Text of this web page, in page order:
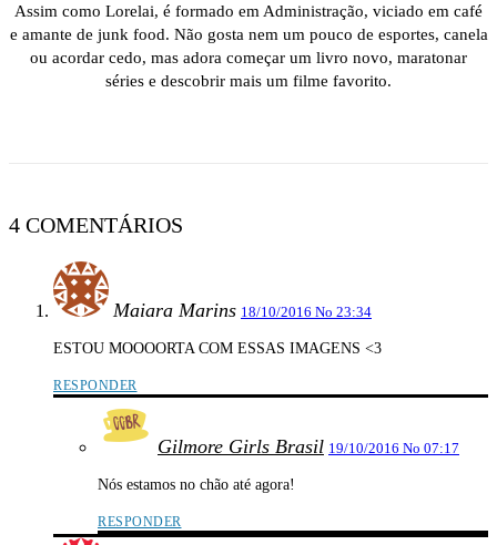
Assim como Lorelai, é formado em Administração, viciado em café
e amante de junk food. Não gosta nem um pouco de esportes, canela
ou acordar cedo, mas adora começar um livro novo, maratonar
séries e descobrir mais um filme favorito.
4 COMENTÁRIOS
Maiara Marins 18/10/2016 No 23:34
ESTOU MOOOORTA COM ESSAS IMAGENS <3
RESPONDER
Gilmore Girls Brasil 19/10/2016 No 07:17
Nós estamos no chão até agora!
RESPONDER